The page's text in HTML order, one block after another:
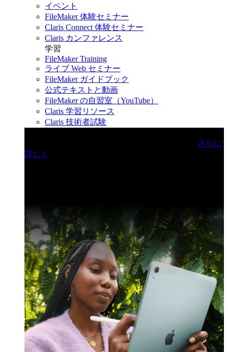
イベント
FileMaker 体験セミナー
Claris Connect 体験セミナー
Claris カンファレンス
学習
FileMaker Training
ライブ Web セミナー
FileMaker ガイドブック
公式テキストと動画
FileMaker の自習室（YouTube）
Claris 学習リソース
Claris 技術者試験
さらに
詳しく